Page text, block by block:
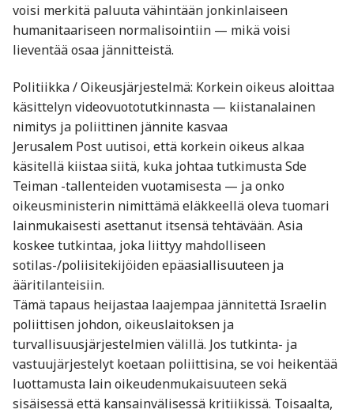
voisi merkitä paluuta vähintään jonkinlaiseen
humanitaariseen normalisointiin — mikä voisi
lieventää osaa jännitteistä.
Politiikka / Oikeusjärjestelmä: Korkein oikeus aloittaa
käsittelyn videovuototutkinnasta — kiistanalainen
nimitys ja poliittinen jännite kasvaa
Jerusalem Post uutisoi, että korkein oikeus alkaa
käsitellä kiistaa siitä, kuka johtaa tutkimusta Sde
Teiman -tallenteiden vuotamisesta — ja onko
oikeusministerin nimittämä eläkkeellä oleva tuomari
lainmukaisesti asettanut itsensä tehtävään. Asia
koskee tutkintaa, joka liittyy mahdolliseen
sotilas-/poliisi­tekijöiden epäasiallisuuteen ja
ääritilanteisiin.
Tämä tapaus heijastaa laajempaa jännitettä Israelin
poliittisen johdon, oikeuslaitoksen ja
turvallisuusjärjestelmien välillä. Jos tutkinta- ja
vastuujärjestelyt koetaan poliittisina, se voi heikentää
luottamusta lain oikeudenmukaisuuteen sekä
sisäisessä että kansainvälisessä kritiikissä. Toisaalta,